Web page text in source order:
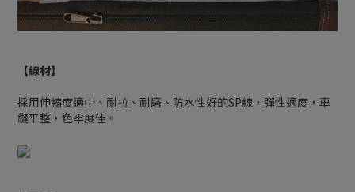
【線材】
採用伸縮度適中、耐拉、耐磨、防水性好的SP線，彈性適度，車
縫平整，色牢度佳。